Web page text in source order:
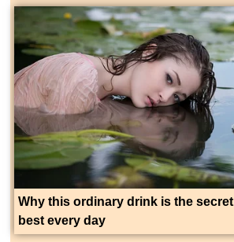
Why this ordinary drink is the
best every day